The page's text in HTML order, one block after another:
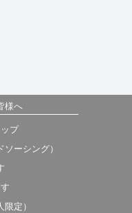
様へ
プ
ーシング）
定）